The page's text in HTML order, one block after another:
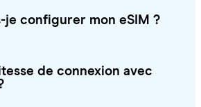
je configurer mon eSIM ?
de connexion avec